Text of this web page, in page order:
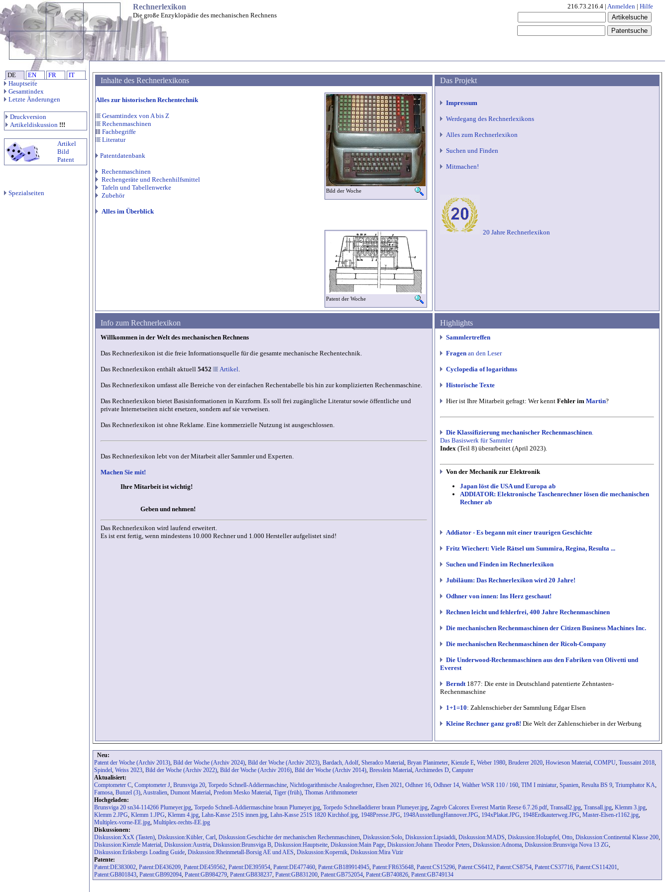
Rechnerlexikon
Die große Enzyklopädie des mechanischen Rechnens
216.73.216.4 | Anmelden | Hilfe
DE EN FR
IT
Hauptseite
Gesamtindex
Letzte Änderungen
Druckversion
Artikeldiskussion !!!
Artikel
Bild
Patent
Spezialseiten
Inhalte des Rechnerlexikons
Bild der Woche
Alles zur historischen Rechentechnik
Gesamtindex von A bis Z
Rechenmaschinen
Fachbegriffe
Literatur
Patentdatenbank
Rechenmaschinen
Rechengeräte und Rechenhilfsmittel
Tafeln und Tabellenwerke
Zubehör
Alles im Überblick
Patent der Woche
Das Projekt
Impressum
Werdegang des Rechnerlexikons
Alles zum Rechnerlexikon
Suchen und Finden
Mitmachen!
20 Jahre Rechnerlexikon
Info zum Rechnerlexikon
Willkommen in der Welt des mechanischen Rechnens
Das Rechnerlexikon ist die freie Informationsquelle für die gesamte mechanische Rechentechnik.
Das Rechnerlexikon enthält aktuell 5452 Artikel.
Das Rechnerlexikon umfasst alle Bereiche von der einfachen Rechentabelle bis hin zur komplizierten Rechenmaschine.
Das Rechnerlexikon bietet Basisinformationen in Kurzform. Es soll frei zugängliche Literatur sowie öffentliche und
private Internetseiten nicht ersetzen, sondern auf sie verweisen.
Das Rechnerlexikon ist ohne Reklame. Eine kommerzielle Nutzung ist ausgeschlossen.
Das Rechnerlexikon lebt von der Mitarbeit aller Sammler und Experten.
Machen Sie mit!
Ihre Mitarbeit ist wichtig!
Geben und nehmen!
Das Rechnerlexikon wird laufend erweitert.
Es ist erst fertig, wenn mindestens 10.000 Rechner und 1.000 Hersteller aufgelistet sind!
Highlights
Sammlertreffen
Fragen an den Leser
Cyclopedia of logarithms
Historische Texte
Hier ist Ihre Mitarbeit gefragt: Wer kennt Fehler im Martin?
Die Klassifizierung mechanischer Rechenmaschinen.
Das Basiswerk für Sammler
Index (Teil 8) überarbeitet (April 2023).
Von der Mechanik zur Elektronik
Japan löst die USA und Europa ab
ADDIATOR: Elektronische Taschenrechner lösen die mechanischen
Rechner ab
Addiator - Es begann mit einer traurigen Geschichte
Fritz Wiechert: Viele Rätsel um Summira, Regina, Resulta ...
Suchen und Finden im Rechnerlexikon
Jubiläum: Das Rechnerlexikon wird 20 Jahre!
Odhner von innen: Ins Herz geschaut!
Rechnen leicht und fehlerfrei, 400 Jahre Rechenmaschinen
Die mechanischen Rechenmaschinen der Citizen Business Machines Inc.
Die mechanischen Rechenmaschinen der Ricoh-Company
Die Underwood-Rechenmaschinen aus den Fabriken von Olivetti und
Everest
Berndt1877: Die erste in Deutschland patentierte Zehntasten-
Rechenmaschine
1+1=10: Zahlenschieber der Sammlung Edgar Elsen
Kleine Rechner ganz groß! Die Welt der Zahlenschieber in der Werbung
Neu:
Patent der Woche (Archiv 2013), Bild der Woche (Archiv 2024), Bild der Woche (Archiv 2023), Bardach, Adolf, Sheradco Material, Bryan Planimeter, Kienzle E, Weber 1980, Bruderer 2020, Howieson Material, COMPU, Toussaint 2018,
Spindel, Weiss 2023, Bild der Woche (Archiv 2022), Bild der Woche (Archiv 2016), Bild der Woche (Archiv 2014), Bresslein Material,Archimedes D, Canputer
Aktualisiert:
Comptometer C, Comptometer J, Brunsviga 20, Torpedo Schnell-Addiermaschine, Nichtlogarithmische Analogrechner, Elsen 2021, Odhner 16, Odhner 14, Walther WSR 110 / 160, TIM I miniatur, Spanien, Resulta BS 9, Triumphator KA,
Famosa, Bunzel (3),Australien, Dumont Material, Predom Mesko Material, Tiger (früh), Thomas Arithmometer
Hochgeladen:
Brunsviga 20 sn34-114266 Plumeyer.jpg, Torpedo Schnell-Addiermaschine braun Plumeyer.jpg, Torpedo Schnelladdierer braun Plumeyer.jpg, Zagreb Calcorex Everest Martin Reese 6.7.26.pdf, Transall2.jpg, Transall.jpg, Klemm 3.jpg,
Klemm 2.JPG, Klemm 1.JPG, Klemm 4.jpg, Lahn-Kasse 251S innen.jpg, Lahn-Kasse 251S 1820 Kirchhof.jpg, 1948Presse.JPG, 1948AusstellungHannover.JPG, 194xPlakat.JPG, 1948Erdkauterweg.JPG, Master-Elsen-r1162.jpg,
Multiplex-vorne-EE.jpg, Multiplex-rechts-EE.jpg
Diskussionen:
Diskussion:XxX (Tasten), Diskussion:Kübler, Carl, Diskussion:Geschichte der mechanischen Rechenmaschinen, Diskussion:Solo, Diskussion:Lipsiaddi, Diskussion:MADS, Diskussion:Holzapfel, Otto, Diskussion:Continental Klasse 200,
Diskussion:Kienzle Material, Diskussion:Austria, Diskussion:Brunsviga B, Diskussion:Hauptseite, Diskussion:Main Page, Diskussion:Johann Theodor Peters, Diskussion:Adnoma, Diskussion:Brunsviga Nova 13 ZG,
Diskussion:Eriksbergs Loading Guide, Diskussion:Rheinmetall-Borsig AE und AES, Diskussion:Kopernik, Diskussion:Mira Vizir
Patente:
Patent:DE383002, Patent:DE436209, Patent:DE459562, Patent:DE395954, Patent:DE477460, Patent:GB189914945, Patent:FR635648, Patent:CS15296, Patent:CS6412, Patent:CS8754, Patent:CS37716, Patent:CS114201,
Patent:GB801843, Patent:GB992094, Patent:GB984279, Patent:GB838237, Patent:GB831200, Patent:GB752054, Patent:GB740826, Patent:GB749134